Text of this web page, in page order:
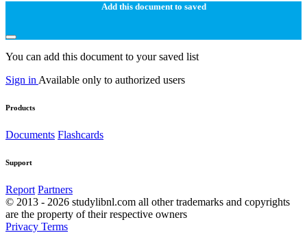
Add this document to saved
You can add this document to your saved list
Sign in Available only to authorized users
Products
Documents Flashcards
Support
Report Partners
© 2013 - 2026 studylibnl.com all other trademarks and copyrights
are the property of their respective owners
Privacy Terms